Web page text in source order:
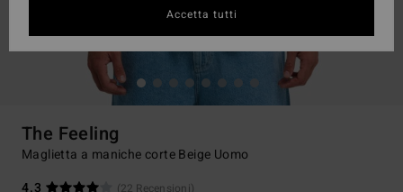
The Feeling
Maglietta a maniche corte Beige Uomo
4.3
(22 Recensioni)
Accetta tutti